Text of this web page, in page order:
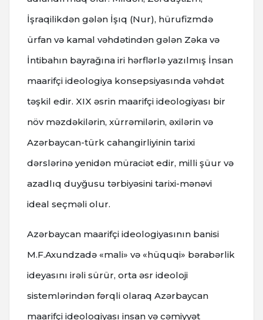
İşraqilikdən gələn İşıq (Nur), hürufizmdə
ürfan və kamal vəhdətindən gələn Zəka və
İntibahın bayrağına iri hərflərlə yazılmış İnsan
maarifçi ideologiya konsepsiyasında vəhdət
təşkil edir. XIX əsrin maarifçi ideologiyası bir
növ məzdəkilərin, xürrəmilərin, əxilərin və
Azərbaycan-türk cahangirliyinin tarixi
dərslərinə yenidən müraciət edir, milli şüur və
azadlıq duyğusu tərbiyəsini tarixi-mənəvi
ideal seçməli olur.
Azərbaycan maarifçi ideologiyasının banisi
M.F.Axundzadə «mali» və «hüquqi» bərabərlik
ideyasını irəli sürür, orta əsr ideoloji
sistemlərindən fərqli olaraq Azərbaycan
maarifçi ideologiyası insan və cəmiyyət